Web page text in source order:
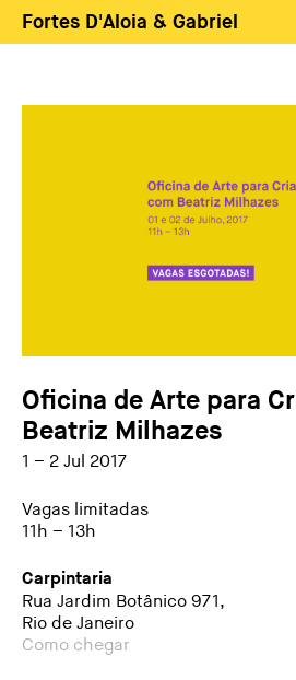
Fortes D'Aloia & Gabriel
Exposições
PT EN
Oficina de Arte para
Beatriz Milhazes
1 – 2 Jul 2017
Vagas limitadas
11h – 13h
Carpintaria
Rua Jardim Botânico 971,
Rio de Janeiro
Como chegar